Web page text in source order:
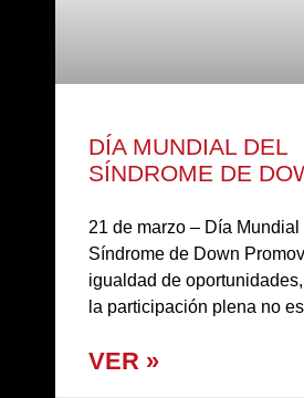
DÍA MUNDIAL DEL
SÍNDROME DE
21 de marzo – Día Mundial
Síndrome de Down
igualdad de
la participación plena no
VER »